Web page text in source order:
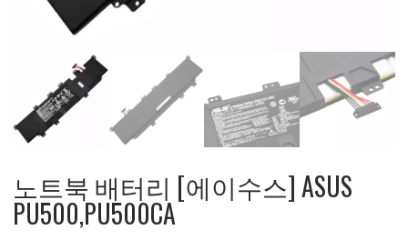
노트북 배터리 [에이수스] ASUS
PU500,PU500CA